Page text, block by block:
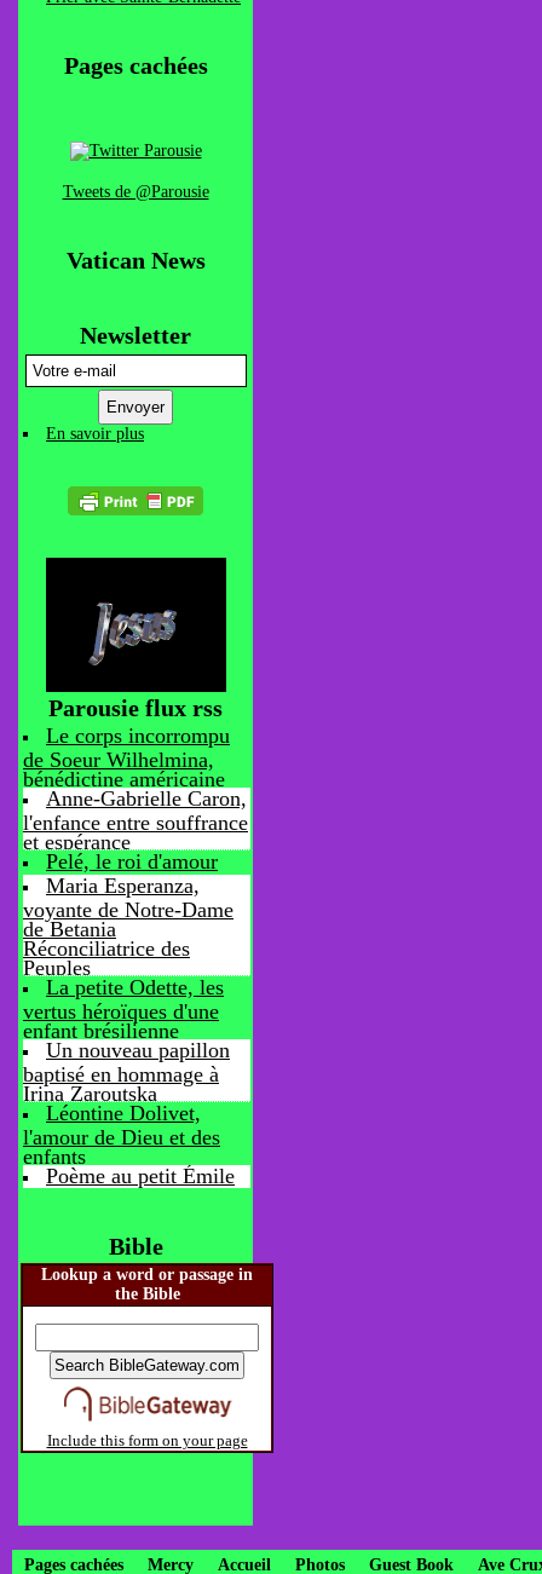
Pages cachées
Tweets de @Parousie
Vatican News
Newsletter
En savoir plus
Parousie flux rss
Le corps incorrompu
de Soeur Wilhelmina,
bénédictine américaine
Anne-Gabrielle Caron,
l'enfance entre souffrance
et espérance
Pelé, le roi d'amour
Maria Esperanza,
voyante de Notre-Dame
de Betania
Réconciliatrice des
Peuples
La petite Odette, les
vertus héroïques d'une
enfant brésilienne
Un nouveau papillon
baptisé en hommage à
Irina Zaroutska
Léontine Dolivet,
l'amour de Dieu et des
enfants
Poème au petit Émile
Bible
Lookup a word or passage in
the Bible
Include this form on your page
Pages cachées Mercy Accueil Photos Guest Book Ave